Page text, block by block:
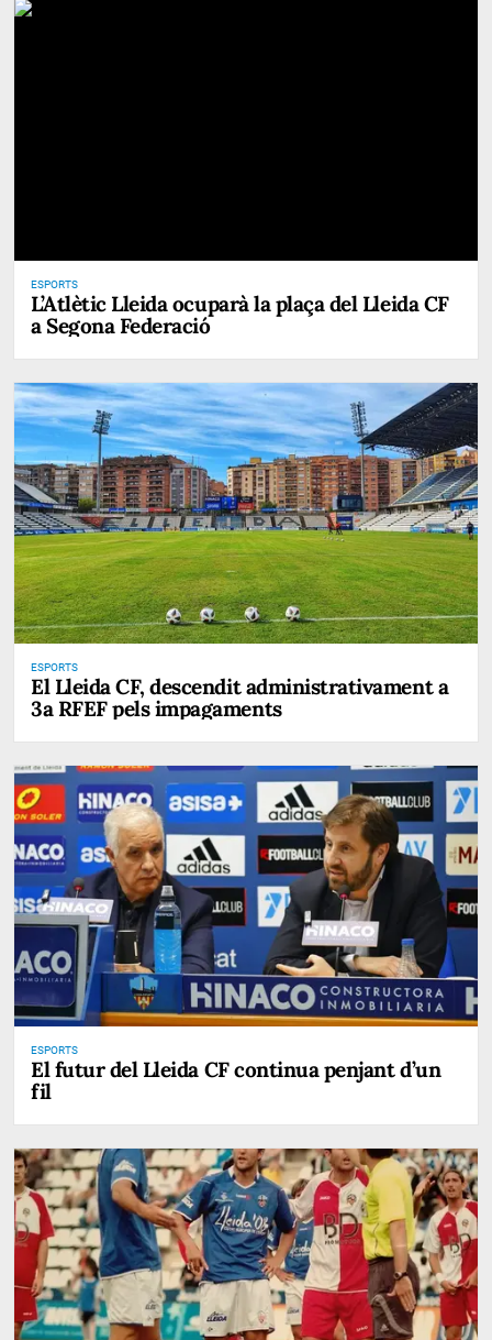
ESPORTS
L’Atlètic Lleida ocuparà la plaça del Lleida CF
a Segona Federació
ESPORTS
El Lleida CF, descendit administrativament a
3a RFEF pels impagaments
ESPORTS
El futur del Lleida CF continua penjant d’un
fil